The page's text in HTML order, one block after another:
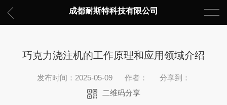
成都耐斯特科技有限公司
巧克力浇注机的工作原理和应用领域介绍
发布时间：2025-05-09 作者：
分享到：
二维码分享